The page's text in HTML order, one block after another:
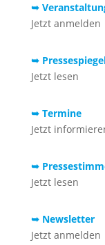
➥
Jetzt anmelden
➥
Jetzt lesen
➥ Termine
Jetzt
➥
Jetzt lesen
➥ Newsletter
Jetzt anmelden